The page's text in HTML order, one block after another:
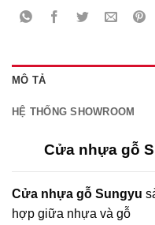
MÔ TẢ
HỆ THỐNG SHOWROOM
Cửa nhựa gỗ
Cửa nhựa gỗ Sungyu
hợp giữa nhựa và gỗ